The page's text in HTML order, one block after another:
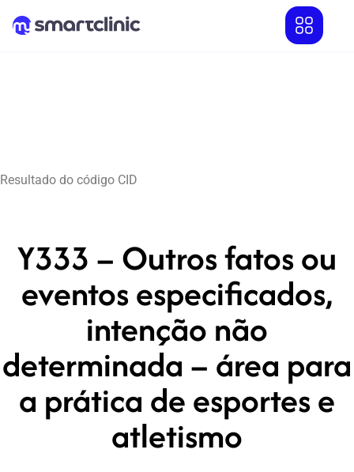
Resultado do código CID
Y333 – Outros fatos ou
eventos especificados,
intenção não
determinada – área para
a prática de esportes e
atletismo